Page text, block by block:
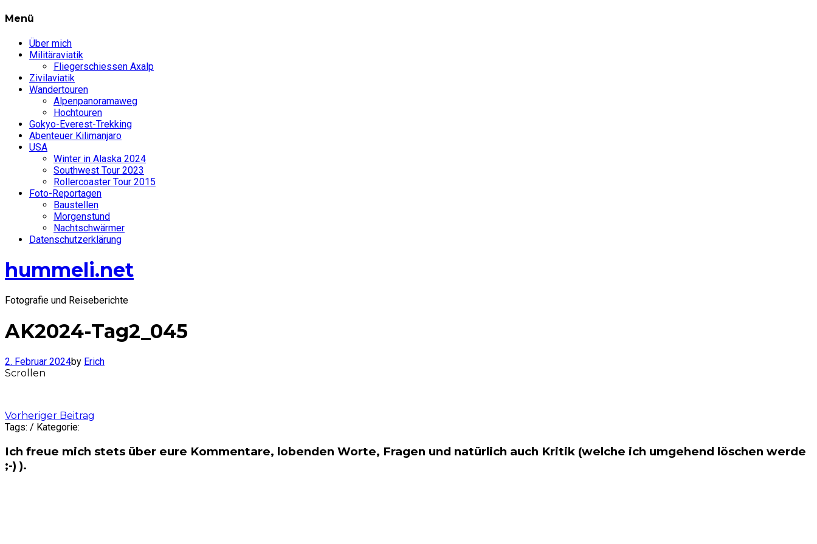
Menü
Über mich
Militäraviatik
Fliegerschiessen Axalp
Zivilaviatik
Wandertouren
Alpenpanoramaweg
Hochtouren
Gokyo-Everest-Trekking
Abenteuer Kilimanjaro
USA
Winter in Alaska 2024
Southwest Tour 2023
Rollercoaster Tour 2015
Foto-Reportagen
Baustellen
Morgenstund
Nachtschwärmer
Datenschutzerklärung
hummeli.net
Fotografie und Reiseberichte
AK2024-Tag2_045
2. Februar 2024by Erich
Scrollen
Post
navigation
Vorheriger Beitrag
Tags: / Kategorie:
Ich freue mich stets über eure Kommentare, lobenden Worte, Fragen und natürlich auch Kritik (welche ich umgehend löschen werde
;-) ).